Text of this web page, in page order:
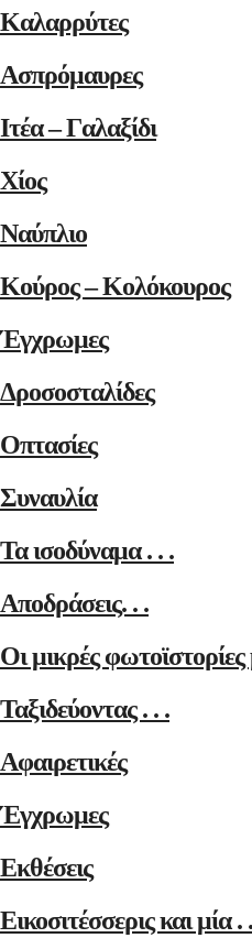
Καλαρρύτες
Ασπρόμαυρες
Ιτέα – Γαλαξίδι
Χίος
Ναύπλιο
Κούρος – Κολόκουρος
Έγχρωμες
Δροσοσταλίδες
Οπτασίες
Συναυλία
Τα ισοδύναμα . . .
Αποδράσεις. . .
Οι μικρές
Ταξιδεύοντας . . .
Αφαιρετικές
Έγχρωμες
Εκθέσεις
Εικοσιτέσσερις και